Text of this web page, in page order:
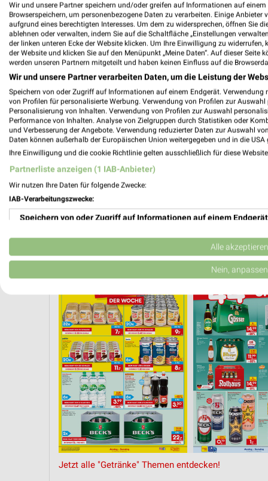
Jetzt alle "Getränke" Themen entdecken!
Wir und unsere Partner speichern und/oder greifen auf Informationen auf einem
Browserspeichern, um personenbezogene Daten zu verarbeiten. Einige
aufgrund eines berechtigten Interesses. Um dem zu widersprechen, öffnen Sie
ablehnen oder verwalten, indem Sie auf die Schaltfläche „Einstellungen
der linken unteren Ecke der Website klicken. Um Ihre Einwilligung zu
der Website und klicken Sie auf den Menüpunkt „Meine Daten“. Auf dieser
werden unseren Partnern mitgeteilt und haben keinen Einfluss auf die
Wir und unsere Partner verarbeiten Daten, um die Leistung der
Speichern von oder Zugriff auf Informationen auf einem Endgerät. Verwendung
von Profilen für personalisierte Werbung. Verwendung von Profilen zur
Personalisierung von Inhalten. Verwendung von Profilen zur Auswahl
Performance von Inhalten. Analyse von Zielgruppen durch Statistiken oder
und Verbesserung der Angebote. Verwendung reduzierter Daten zur Auswahl
Daten können außerhalb der Europäischen Union weitergegeben und in die USA
Ihre Einwilligung und die cookie Richtlinie gelten ausschließlich für diese
Partnerliste anzeigen (1 IAB-Anbieter)
Wir nutzen Ihre Daten für folgende Zwecke:
IAB-Verarbeitungszwecke:
Speichern von oder Zugriff auf Informationen auf einem Endgerät
Verwendung reduzierter Daten zur Auswahl von Werbeanzeigen
Erstellung von Profilen für personalisierte Werbung
Erstellung von Profilen zur Personalisierung von Inhalten
Verwendung von Profilen zur Auswahl personalisierter Inhalte
Messung der Werbeleistung
Messung der Performance von Inhalten
Analyse von Zielgruppen durch Statistiken oder Kombinationen
Entwicklung und Verbesserung der Angebote
Alle akzeptieren
Nein, anpassen